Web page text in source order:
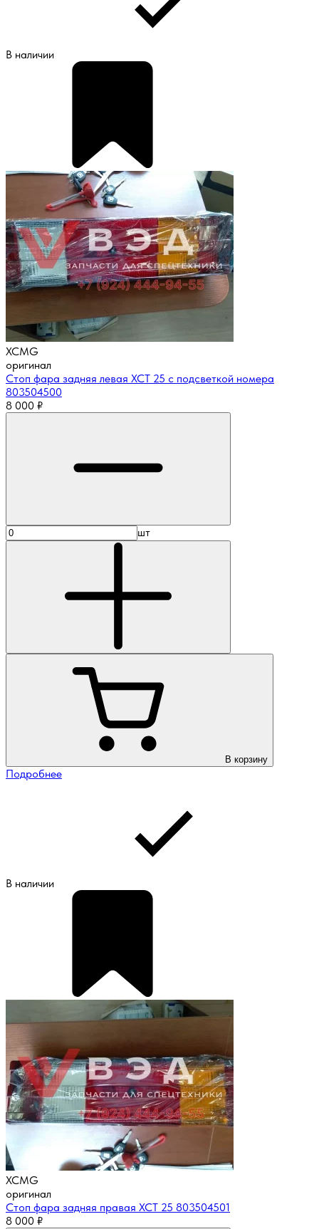
В наличии
XCMG
оригинал
Стоп фара задняя левая XCT 25 с подсветкой номера
803504500
8 000 ₽
шт
В корзину
Подробнее
В наличии
XCMG
оригинал
Стоп фара задняя правая XCT 25 803504501
8 000 ₽